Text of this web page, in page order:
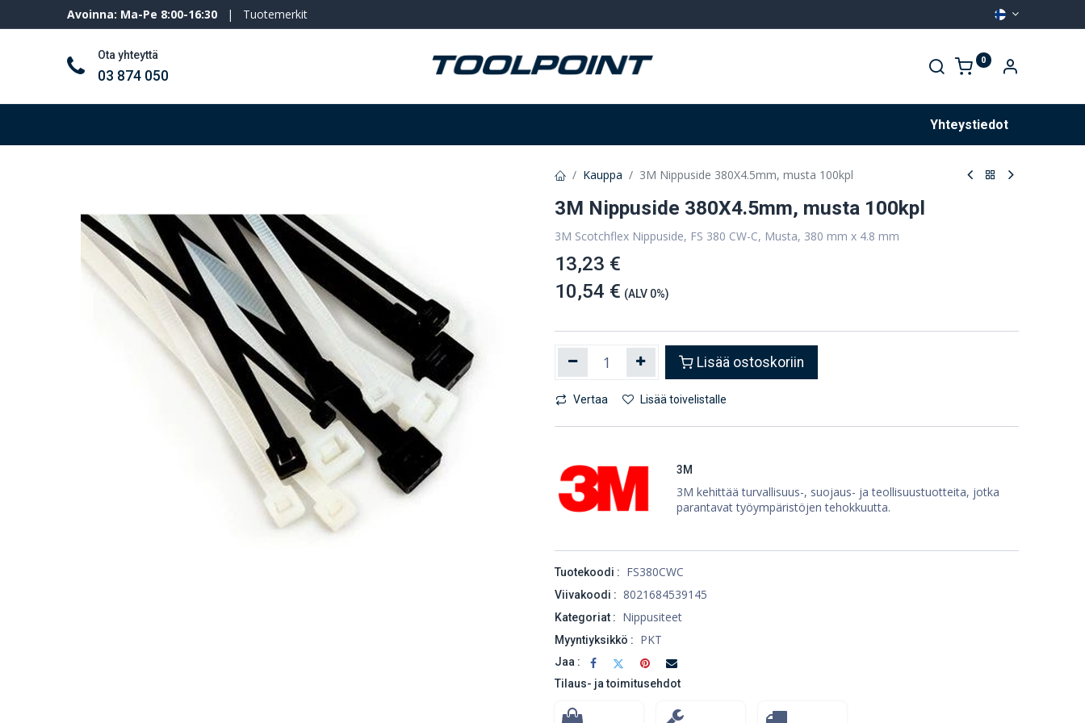
Avoinna: Ma-Pe 8:00-16:30 | Tuotemerkit
Ota yhteyttä
03 874 050
0
Yhteystiedot
Kauppa 3M Nippuside 380X4.5mm, musta 100kpl
3M Nippuside 380X4.5mm, musta 100kpl
3M Scotchflex Nippuside, FS 380 CW-C, Musta, 380 mm x 4.8 mm
13,23 €
10,54 € (ALV 0%)
Lisää ostoskoriin
Vertaa Lisää toivelistalle
3M
3M kehittää turvallisuus-, suojaus- ja teollisuustuotteita, jotka
parantavat työympäristöjen tehokkuutta.
Tuotekoodi : FS380CWC
Viivakoodi : 8021684539145
Kategoriat : Nippusiteet
Myyntiyksikkö : PKT
Jaa :
Tilaus- ja toimitusehdot